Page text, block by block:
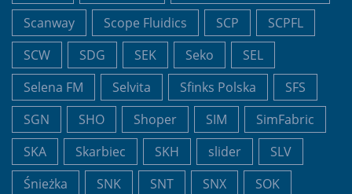
Scanway
Scope Fluidics SCP
SCPFL
SCW
SDG SEK Seko
SEL
Selena FM
Selvita Sfinks Polska
SFS
SGN
SHO Shoper SIM
SimFabric
SKA
Skarbiec SKH slider
SLV
Śnieżka
SNK SNT SNX
SOK